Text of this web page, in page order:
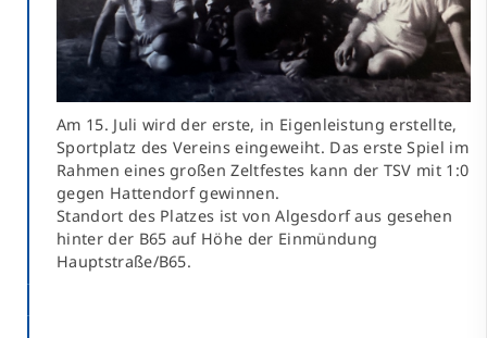
Am 15. Juli wird der erste, in Eigenleistung erstellte,
Sportplatz des Vereins eingeweiht. Das erste Spiel im
Rahmen eines großen Zeltfestes kann der TSV mit 1:0
gegen Hattendorf gewinnen.
Standort des Platzes ist von Algesdorf aus gesehen
hinter der B65 auf Höhe der Einmündung
Hauptstraße/B65.